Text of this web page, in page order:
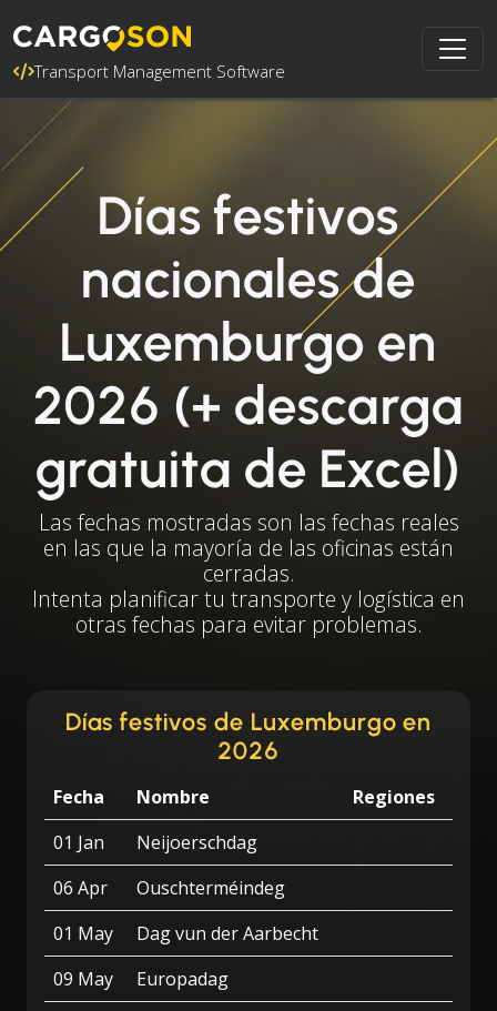
Transport Management Software
Días festivos
nacionales de
Luxemburgo en
2026 (+ descarga
gratuita de Excel)
Las fechas mostradas son las fechas reales
en las que la mayoría de las oficinas están
cerradas.
Intenta planificar tu transporte y logística en
otras fechas para evitar problemas.
Días festivos de Luxemburgo en
2026
Fecha Nombre
Regiones
01 Jan
Neijoerschdag
06 Apr
Ouschterméindeg
01 May
Dag vun der Aarbecht
09 May
Europadag